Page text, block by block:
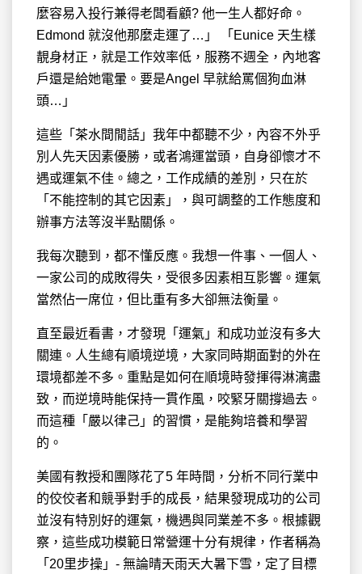
麼容易入投行兼得老闆看顧? 他一生人都好命。
Edmond 就沒他那麼走運了…」 「Eunice 天生樣
靚身材正，就是工作效率低，服務不週全，內地客
戶還是給她電暈。要是Angel 早就給罵個狗血淋
頭…」
這些「茶水間閒話」我年中都聽不少，內容不外乎
別人先天因素優勝，或者鴻運當頭，自身卻懷才不
遇或運氣不佳。總之，工作成績的差別，只在於
「不能控制的其它因素」，與可調整的工作態度和
辦事方法等沒半點關係。
我每次聽到，都不懂反應。我想一件事、一個人、
一家公司的成敗得失，受很多因素相互影響。運氣
當然佔一席位，但比重有多大卻無法衡量。
直至最近看書，才發現「運氣」和成功並沒有多大
關連。人生總有順境逆境，大家同時期面對的外在
環境都差不多。重點是如何在順境時發揮得淋漓盡
致，而逆境時能保持一貫作風，咬緊牙關撐過去。
而這種「嚴以律己」的習慣，是能夠培養和學習
的。
美國有教授和團隊花了5 年時間，分析不同行業中
的佼佼者和競爭對手的成長，結果發現成功的公司
並沒有特別好的運氣，機遇與同業差不多。根據觀
察，這些成功模範日常營運十分有規律，作者稱為
「20里步操」- 無論晴天雨天大暑下雪，定了目標